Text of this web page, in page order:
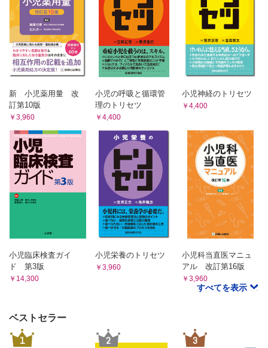
10 意識障害の診かた
Ⅰ バイタルサインの確認と安定化
Ⅱ 意識障害の程度の判定
Ⅲ 眼の観察
Ⅳ 麻痺の有無の観察
Ⅵ 筋緊張
Ⅶ 脳ヘルニアの徴候
11 不随意運動の診かた
Ⅰ 随意運動の仕組みと不随意運動
Ⅱ 不随意運動を観察するポイント
Ⅲ 種々の不随意運動の症状
12 脳性麻痺の診かた
Ⅰ 脳性麻痺の定義
Ⅱ 脳性麻痺と低出生体重児
Ⅳ 脳性麻痺の診断
13 けいれん性疾患とてんかんの診かた
Ⅰ 発作の観察
index
新 小児薬用量 改
訂第10版
￥3,960
小児の呼吸と循環管
理のトリセツ
￥4,400
小児神経のトリセツ
￥4,400
小児臨床検査ガイ
ド 第3版
￥14,300
小児栄養のトリセツ
￥3,960
小児科当直医マニュ
アル 改訂第16版
￥3,960
すべてを表示
ベストセラー
1 2 3